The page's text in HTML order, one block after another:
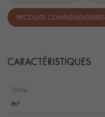
PRODUITS COMPLÉMENTAIRES
CARACTÉRISTIQUES
Unité :
m²